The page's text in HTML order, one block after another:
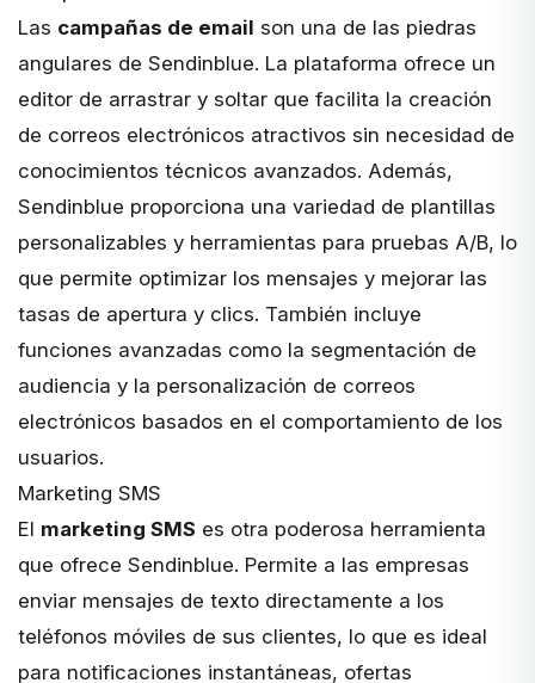
Las campañas de email son una de las piedras
angulares de Sendinblue. La plataforma ofrece un
editor de arrastrar y soltar que facilita la creación
de correos electrónicos atractivos sin necesidad de
conocimientos técnicos avanzados. Además,
Sendinblue proporciona una variedad de plantillas
personalizables y herramientas para pruebas A/B, lo
que permite optimizar los mensajes y mejorar las
tasas de apertura y clics. También incluye
funciones avanzadas como la segmentación de
audiencia y la personalización de correos
electrónicos basados en el comportamiento de los
usuarios.
Marketing SMS
El marketing SMS es otra poderosa herramienta
que ofrece Sendinblue. Permite a las empresas
enviar mensajes de texto directamente a los
teléfonos móviles de sus clientes, lo que es ideal
para notificaciones instantáneas, ofertas